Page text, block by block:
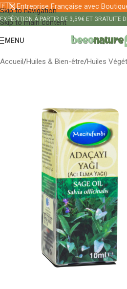
Skip to navigation
Skip to main content
🇫🇷 Entreprise Française avec
EXPÉDITION À PARTIR DE 3,59€ ET GRATUITE
MENU
Accueil/Huiles & Bien-être/Huiles